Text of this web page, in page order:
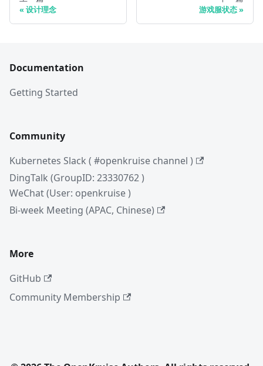
设计理念 游戏服状态
Documentation
Getting Started
Community
Kubernetes Slack ( #openkruise channel )
DingTalk (GroupID: 23330762 )
WeChat (User: openkruise )
Bi-week Meeting (APAC, Chinese)
More
GitHub
Community Membership